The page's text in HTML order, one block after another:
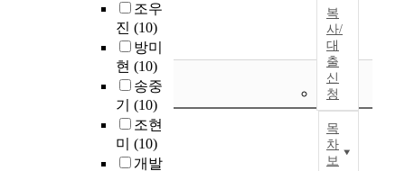
조우
진 (10)
방미
현 (10)
송중
기 (10)
조현
미 (10)
개발
복
사/
대
출
신
청
목
차
보